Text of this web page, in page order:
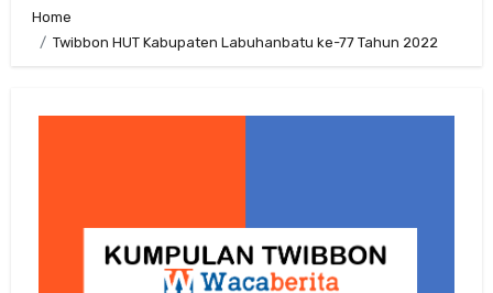
Home
Twibbon HUT Kabupaten Labuhanbatu ke-77 Tahun 2022